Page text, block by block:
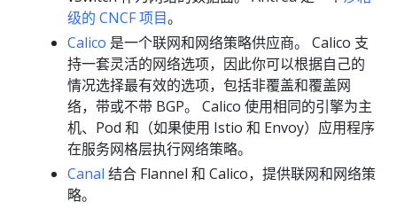
级的 CNCF 项目。
Calico 是一个联网和网络策略供应商。 Calico 支
持一套灵活的网络选项，因此你可以根据自己的
情况选择最有效的选项，包括非覆盖和覆盖网
络，带或不带 BGP。 Calico 使用相同的引擎为主
机、Pod 和（如果使用 Istio 和 Envoy）应用程序
在服务网格层执行网络策略。
Canal 结合 Flannel 和 Calico，提供联网和网络策
略。